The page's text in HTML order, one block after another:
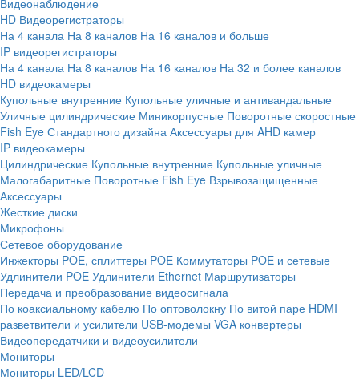
Видеонаблюдение
HD Видеорегистраторы
На 4 канала На 8 каналов На 16 каналов и больше
IP видеорегистраторы
На 4 канала На 8 каналов На 16 каналов На 32 и более каналов
HD видеокамеры
Купольные внутренние Купольные уличные и антивандальные
Уличные цилиндрические Миникорпусные Поворотные скоростные
Fish Eye Стандартного дизайна Аксессуары для AHD камер
IP видеокамеры
Цилиндрические Купольные внутренние Купольные уличные
Малогабаритные Поворотные Fish Eye Взрывозащищенные
Аксессуары
Жесткие диски
Микрофоны
Сетевое оборудование
Инжекторы POE, сплиттеры POE Коммутаторы POE и сетевые
Удлинители POE Удлинители Ethernet Маршрутизаторы
Передача и преобразование видеосигнала
По коаксиальному кабелю По оптоволокну По витой паре HDMI
разветвители и усилители USB-модемы VGA конвертеры
Видеопередатчики и видеоусилители
Мониторы
Мониторы LED/LCD